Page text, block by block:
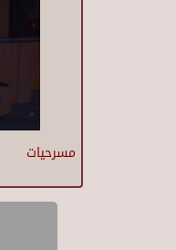
مسرحيات